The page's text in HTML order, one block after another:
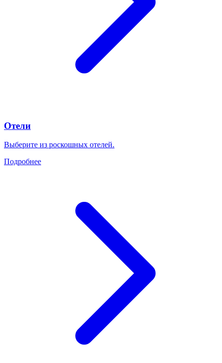
Отели
Выберите из роскошных отелей.
Подробнее